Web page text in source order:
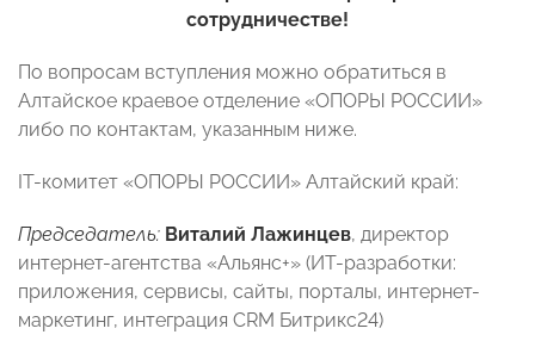
сотрудничестве!
По вопросам вступления можно обратиться в
Алтайское краевое отделение «ОПОРЫ РОССИИ»
либо по контактам, указанным ниже.
IT-комитет «ОПОРЫ РОССИИ» Алтайский край:
Председатель: Виталий Лажинцев, директор
интернет-агентства «Альянс+» (ИТ-разработки:
приложения, сервисы, сайты, порталы, интернет-
маркетинг, интеграция CRM Битрикс24)